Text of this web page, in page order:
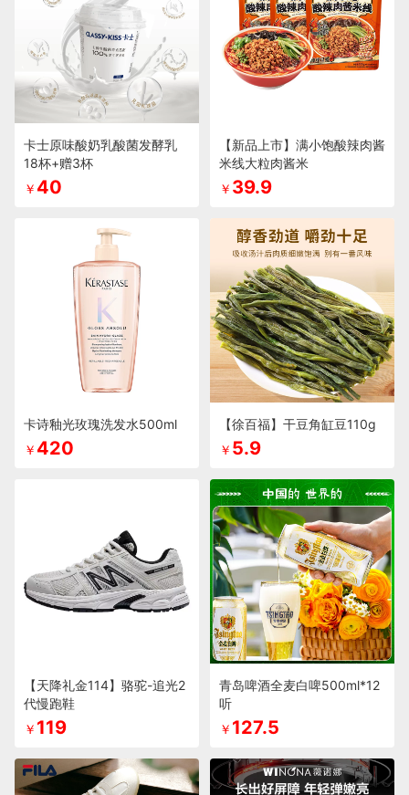
卡士原味酸奶乳酸菌发酵乳
18杯+赠3杯
￥ 40
【新品上市】满小饱酸辣肉酱
米线大粒肉酱米
￥ 39.9
卡诗釉光玫瑰洗发水500ml
￥ 420
【徐百福】干豆角缸豆110g
￥ 5.9
【天降礼金114】骆驼-追光2
代慢跑鞋
￥ 119
青岛啤酒全麦白啤500ml*12
听
￥ 127.5